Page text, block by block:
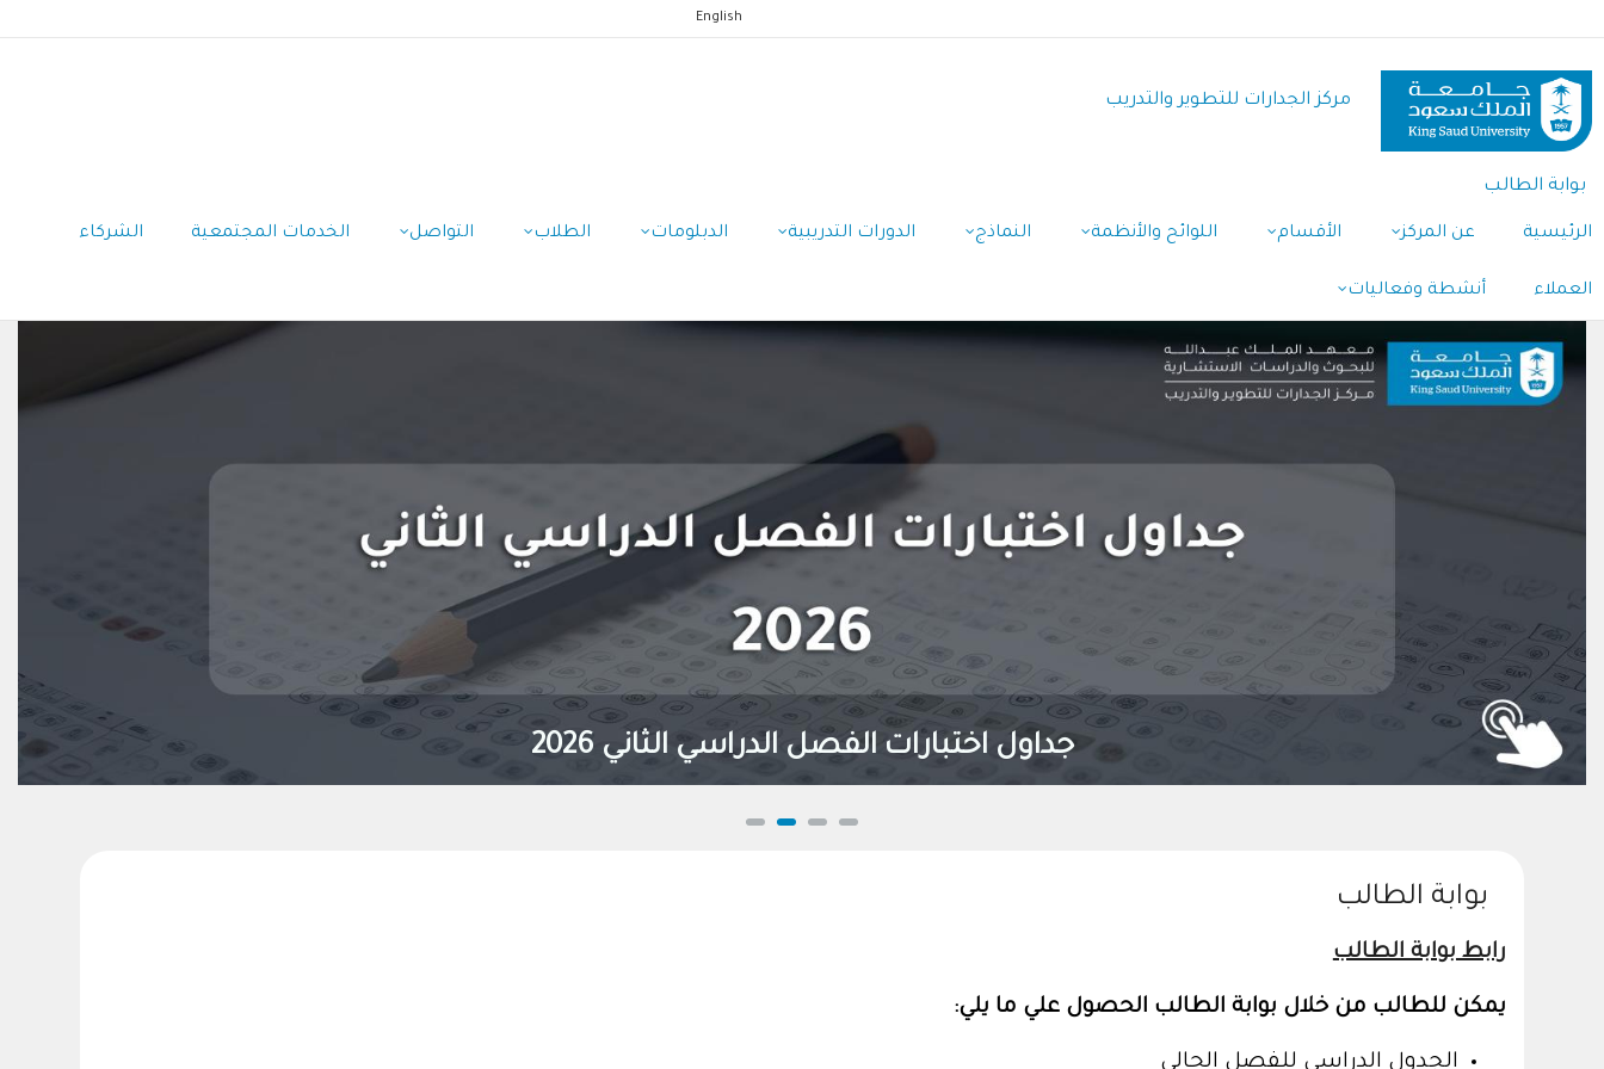
المحتوى
الرئيسي
English
مركز الجدارات للتطوير والتدريب
بوابة الطالب
الرئيسية عن المركز الأقسام اللوائح والأنظمة النماذج الدورات التدريبية الدبلومات الطلاب التواصل الخدمات المجتمعية الشركاء
العملاء أنشطة وفعاليات
جداول اختبارات الفصل الدراسي الثاني 2026
بوابة الطالب
رابط بوابة الطالب
يمكن للطالب من خلال بوابة الطالب الحصول علي ما يلي:
الجدول الدراسي للفصل الحالي